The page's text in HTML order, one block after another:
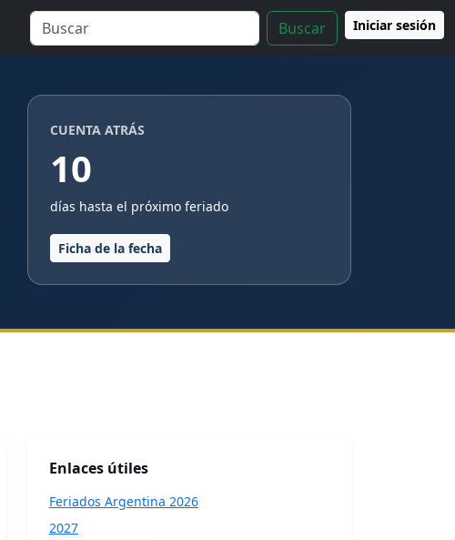
Buscar Iniciar sesión
CUENTA ATRÁS
10
días hasta el próximo feriado
Ficha de la fecha
Enlaces útiles
Feriados Argentina 2026
2027